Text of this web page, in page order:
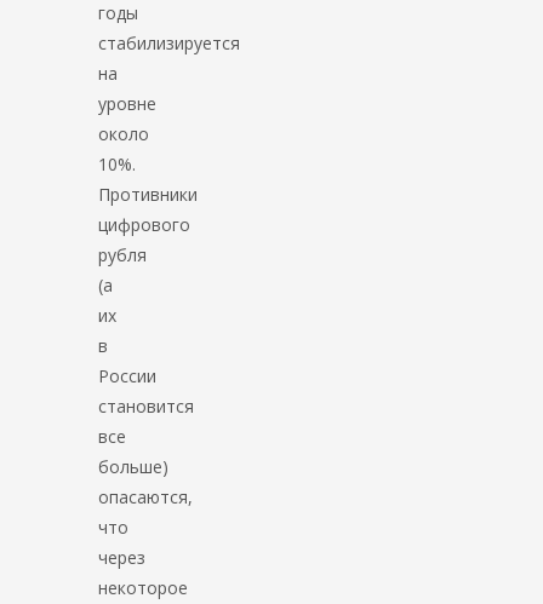
годы
стабилизируется
на
уровне
около
10%.
Противники
цифрового
рубля
(а
их
в
России
становится
все
больше)
опасаются,
что
через
некоторое